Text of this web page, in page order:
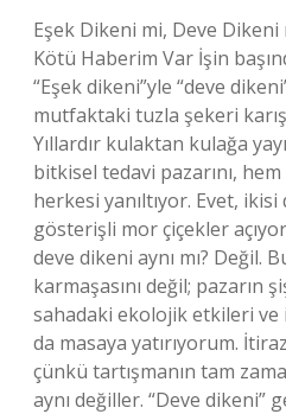
Eşek Dikeni mi, Deve Dikeni
Kötü Haberim Var İşin
“Eşek dikeni”yle “deve
mutfaktaki tuzla şekeri
Yıllardır kulaktan kulağa
bitkisel tedavi pazarını,
herkesi yanıltıyor. Evet,
gösterişli mor çiçekler
deve dikeni aynı mı? Değil.
karmaşasını değil; pazarın
sahadaki ekolojik etkileri ve
da masaya yatırıyorum.
çünkü tartışmanın tam
aynı değiller. “Deve dikeni”